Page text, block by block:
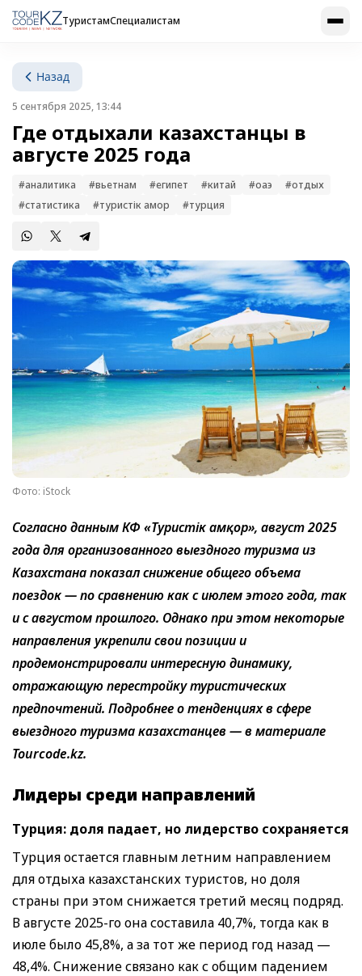
ТуристамСпециалистам
Назад
5 сентября 2025, 13:44
Где отдыхали казахстанцы в
августе 2025 года
#аналитика #вьетнам #египет #китай #оаэ
#отдых
#статистика
#туристік қамқор #турция
Фото: iStock
Согласно данным КФ «Туристік Қамқор», август 2025
года для организованного выездного туризма из
Казахстана показал снижение общего объема
поездок — по сравнению как с июлем этого года, так
и с августом прошлого. Однако при этом некоторые
направления укрепили свои позиции и
продемонстрировали интересную динамику,
отражающую перестройку туристических
предпочтений. Подробнее о тенденциях в сфере
выездного туризма казахстанцев — в материале
Tourcode.kz.
Лидеры среди направлений
Турция: доля падает, но лидерство сохраняется
Турция остается главным летним направлением
для отдыха казахстанских туристов, но доля
страны при этом снижается третий месяц подряд.
В августе 2025-го она составила 40,7%, тогда как в
июле было 45,8%, а за тот же период год назад —
48,4%. Снижение связано как с общим падением